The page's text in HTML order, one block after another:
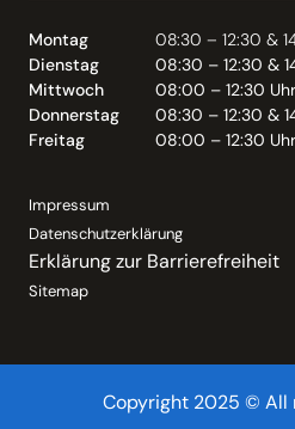
Montag
08:30 – 12:30 &
Dienstag
08:30 – 12:30 &
Mittwoch
08:00 – 12:30 Uhr
Donnerstag
08:30 – 12:30 &
Freitag
08:00 – 12:30 Uhr
Impressum
Datenschutzerklärung
Erklärung zur Barrierefreiheit
Sitemap
Copyright 2025 © All